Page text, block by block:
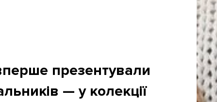
презентували
— у колекції